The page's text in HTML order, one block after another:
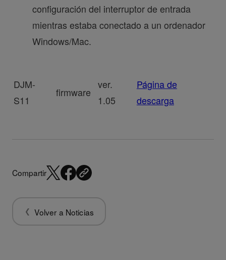
configuración del interruptor de entrada
mientras estaba conectado a un ordenador
Windows/Mac.
DJM-
S11
firmware
ver.
1.05
Página de
descarga
Compartir
Volver a Noticias